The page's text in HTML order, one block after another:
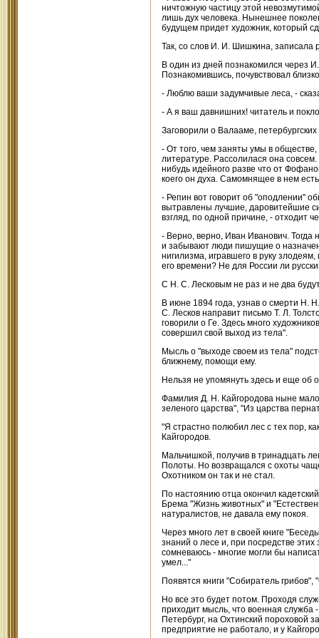
ничтожную частицу этой
лишь дух человека. Нынешнее
будущем придет художник, который
Так, со слов И. И. Шишкина, записала
В один из дней познакомился через
Познакомившись, почувствовал
- Люблю ваши задумчивые леса, -
- А я ваш давнишних! читатель и
Заговорили о Валааме,
- От того, чем заняты умы в обществе,
литературе. Рассолилася она
нибудь идейного разве что от
коего он духа. Самомнящее в нем
- Репин вот говорит об "оподлении"
вытравлены лучшие, даровитейшие
взгляд, по одной причине, - отходит
- Верно, верно, Иван Иванович. Тогда
и забывают люди пишущие о
нигилизма, игравшего в руку
его времени? Не для России ли
С Н. С. Лесковым не раз и не два
В июне 1894 года, узнав о смерти Н.
С. Лесков направит письмо Т. Л.
говорили о Ге. Здесь много
совершил свой выход из тела".
Мысль о "выходе своем из тела"
ближнему, помощи ему.
Нельзя не упомянуть здесь и еще
Фамилия Д. Н. Кайгородова ныне мало
зеленого царства", "Из царства
"Я страстно полюбил лес с тех пор,
Кайгородов.
Мальчишкой, получив в тринадцать
Полоты. Но возвращался с охоты
Охотником он так и не стал.
По настоянию отца окончил
Брема "Жизнь животных" и
натуралистов, не давала ему покоя.
Через много лет в своей книге
знаний о лесе и, при посредстве
сомневаюсь - многие могли бы
умел..."
Появятся книги "Собиратель
Но все это будет потом. Проходя
приходит мысль, что военная служба
Петербург, на Охтинский пороховой
предприятие не работало, и у